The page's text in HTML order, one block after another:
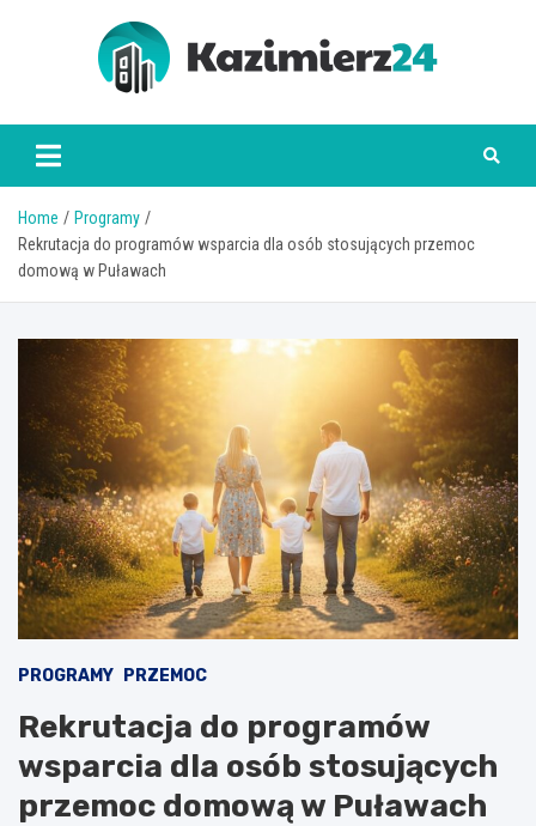
kazimierz24.pl
Home
Programy
Rekrutacja do programów wsparcia dla osób stosujących przemoc
domową w Puławach
PROGRAMY PRZEMOC
Rekrutacja do programów
wsparcia dla osób stosujących
przemoc domową w Puławach